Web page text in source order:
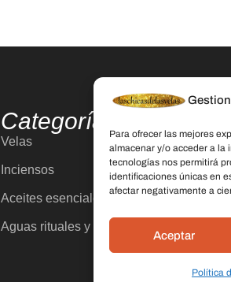
Para ofrecer las mejores
almacenar y/o acceder a la
tecnologías nos permitirá
identificaciones únicas en
afectar negativamente a
Aceptar
Política
Categorías
Velas
Inciensos
Aceites esenciales
Aguas rituales y colonias